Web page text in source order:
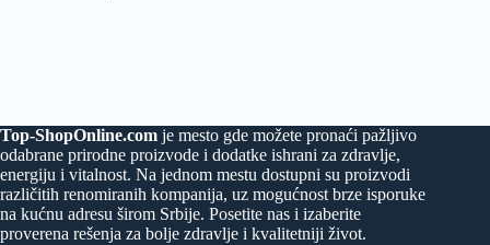
Top-ShopOnline.com je mesto gde možete pronaći pažljivo
odabrane prirodne proizvode i dodatke ishrani za zdravlje,
energiju i vitalnost. Na jednom mestu dostupni su proizvodi
različitih renomiranih kompanija, uz mogućnost brze isporuke
na kućnu adresu širom Srbije. Posetite nas i izaberite
proverena rešenja za bolje zdravlje i kvalitetniji život.